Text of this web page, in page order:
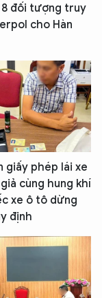
8 đối tượng truy
cho Hàn
giấy phép lái xe
cùng hung khí
xe ô tô dừng
định